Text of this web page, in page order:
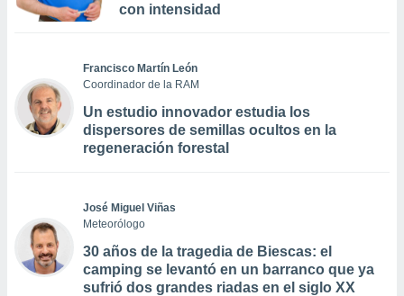
con intensidad
Francisco Martín León
Coordinador de la RAM
Un estudio innovador estudia los
dispersores de semillas ocultos en la
regeneración forestal
José Miguel Viñas
Meteorólogo
30 años de la tragedia de Biescas: el
camping se levantó en un barranco que ya
sufrió dos grandes riadas en el siglo XX